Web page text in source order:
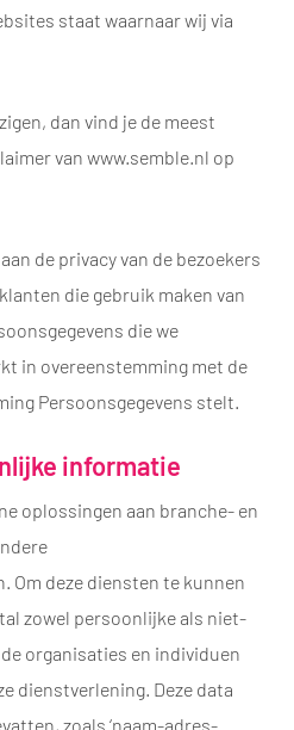
staat waarnaar wij via
dan vind je de meest
van www.semble.nl op
de privacy van de bezoekers
die gebruik maken van
die we
in overeenstemming met de
Persoonsgegevens stelt.
informatie
oplossingen aan branche- en
Om deze diensten te kunnen
zowel persoonlijke als niet-
organisaties en individuen
dienstverlening. Deze data
zoals ‘naam-adres-